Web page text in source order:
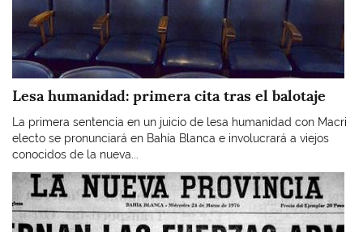
Lesa humanidad: primera cita tras el balotaje
La primera sentencia en un juicio de lesa humanidad con Macri
electo se pronunciará en Bahía Blanca e involucrará a viejos
conocidos de la nueva...
Imagen